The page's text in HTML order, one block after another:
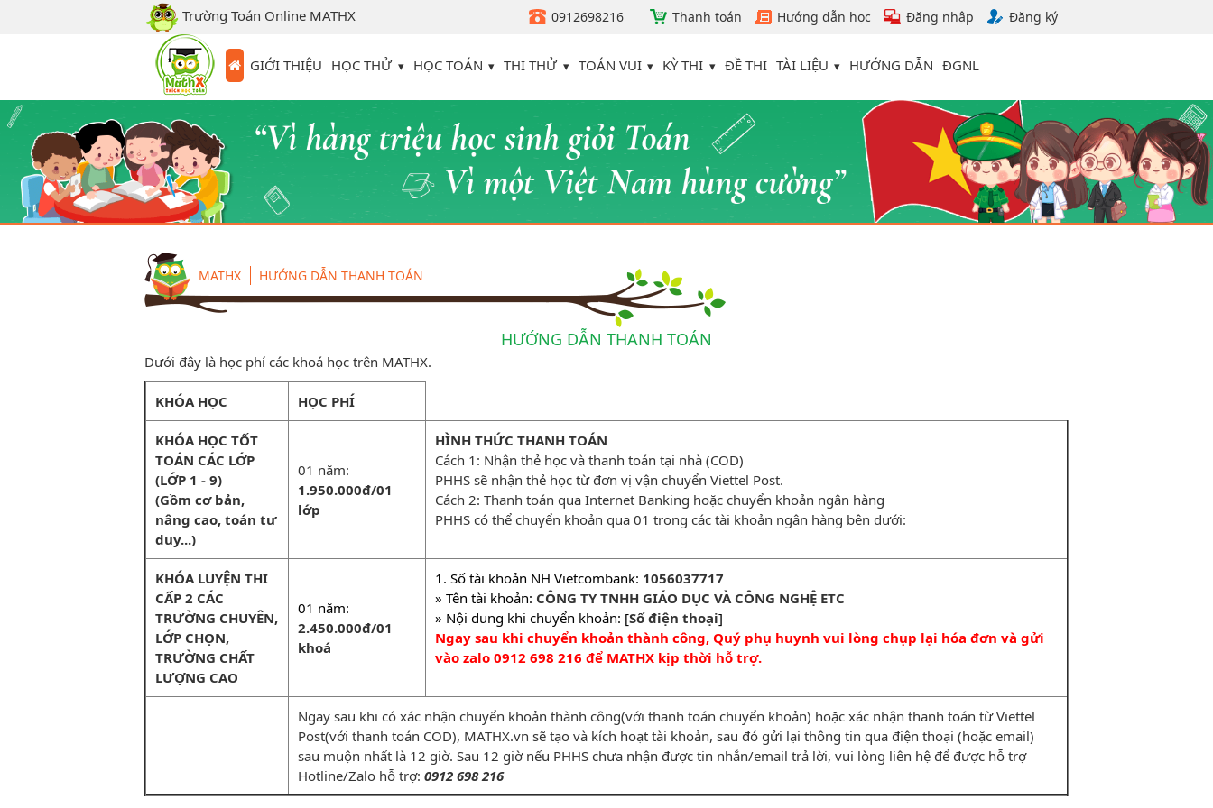
Trường Toán Online MATHX 0912698216 Thanh toán Hướng dẫn học Đăng nhập Đăng ký
GIỚI THIỆU HỌC THỬ HỌC TOÁN THI THỬ TOÁN VUI KỲ THI ĐỀ THI TÀI LIỆU HƯỚNG DẪN ĐGNL
MATHX HƯỚNG DẪN THANH TOÁN
HƯỚNG DẪN THANH TOÁN
Dưới đây là học phí các khoá học trên MATHX.
KHÓA HỌC HỌC PHÍ
KHÓA HỌC TỐT
TOÁN CÁC LỚP
(LỚP 1 - 9)
(Gồm cơ bản,
nâng cao, toán tư
duy...)
01 năm:
1.950.000đ/01
lớp
HÌNH THỨC THANH TOÁN
Cách 1: Nhận thẻ học và thanh toán tại nhà (COD)
PHHS sẽ nhận thẻ học từ đơn vị vận chuyển Viettel Post.
Cách 2: Thanh toán qua Internet Banking hoặc chuyển khoản ngân hàng
PHHS có thể chuyển khoản qua 01 trong các tài khoản ngân hàng bên dưới:
KHÓA LUYỆN THI
CẤP 2 CÁC
TRƯỜNG CHUYÊN,
LỚP CHỌN,
TRƯỜNG CHẤT
LƯỢNG CAO
01 năm:
2.450.000đ/01
khoá
1. Số tài khoản NH Vietcombank: 1056037717
» Tên tài khoản: CÔNG TY TNHH GIÁO DỤC VÀ CÔNG NGHỆ ETC
» Nội dung khi chuyển khoản: [Số điện thoại]
Ngay sau khi chuyển khoản thành công, Quý phụ huynh vui lòng chụp lại hóa đơn và gửi
vào zalo 0912 698 216 để MATHX kịp thời hỗ trợ.
Ngay sau khi có xác nhận chuyển khoản thành công(với thanh toán chuyển khoản) hoặc xác nhận thanh toán từ Viettel
Post(với thanh toán COD), MATHX.vn sẽ tạo và kích hoạt tài khoản, sau đó gửi lại thông tin qua điện thoại (hoặc email)
sau muộn nhất là 12 giờ. Sau 12 giờ nếu PHHS chưa nhận được tin nhắn/email trả lời, vui lòng liên hệ để được hỗ trợ
Hotline/Zalo hỗ trợ: 0912 698 216